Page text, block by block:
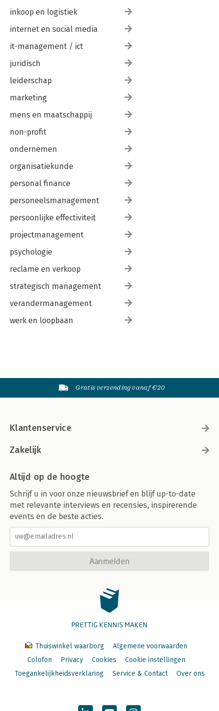
inkoop en logistiek
internet en social media
it-management / ict
juridisch
leiderschap
marketing
mens en maatschappij
non-profit
ondernemen
organisatiekunde
personal finance
personeelsmanagement
persoonlijke effectiviteit
projectmanagement
psychologie
reclame en verkoop
strategisch management
verandermanagement
werk en loopbaan
Gratis verzending vanaf €20
Klantenservice
Zakelijk
Altijd op de hoogte
Schrijf u in voor onze nieuwsbrief en blijf up-to-date
met relevante interviews en recensies, inspirerende
events en de beste acties.
Aanmelden
PRETTIG KENNIS MAKEN
Thuiswinkel waarborg
Algemene voorwaarden
Colofon
Privacy Cookies
Cookie instellingen
Toegankelijkheidsverklaring
Service & Contact Over ons